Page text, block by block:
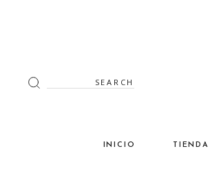
Search
for:
INICIO TIENDA